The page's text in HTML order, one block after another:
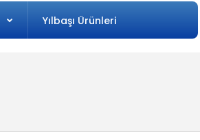
Yılbaşı Ürünleri